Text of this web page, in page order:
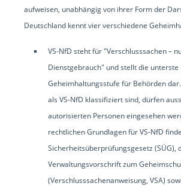
aufweisen, unabhängig von ihrer Form der
Deutschland kennt vier verschiedene
VS-NfD steht für "Verschlusssachen –
Dienstgebrauch" und stellt die unterste
Geheimhaltungsstufe für Behörden
als VS-NfD klassifiziert sind, dürfen
autorisierten Personen eingesehen
rechtlichen Grundlagen für VS-NfD
Sicherheitsüberprüfungsgesetz (SÜG),
Verwaltungsvorschrift zum
(Verschlusssachenanweisung, VSA)